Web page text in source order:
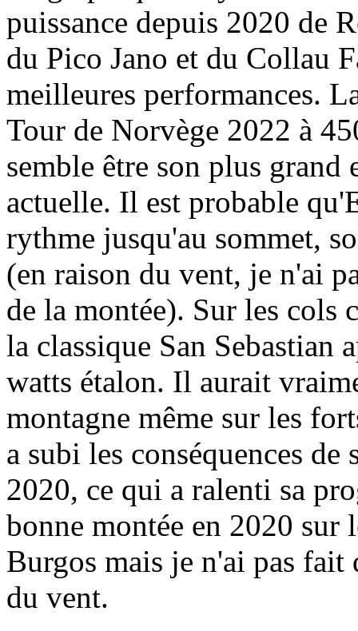
puissance depuis 2020 de
du Pico Jano et du Collau
meilleures performances.
Tour de Norvège 2022 à
semble être son plus
actuelle. Il est probable
rythme jusqu'au sommet,
(en raison du vent, je n'ai
de la montée). Sur les cols
la classique San Sebastian
watts étalon. Il aurait
montagne même sur les
a subi les conséquences
2020, ce qui a ralenti sa
bonne montée en 2020 sur
Burgos mais je n'ai pas fait
du vent.